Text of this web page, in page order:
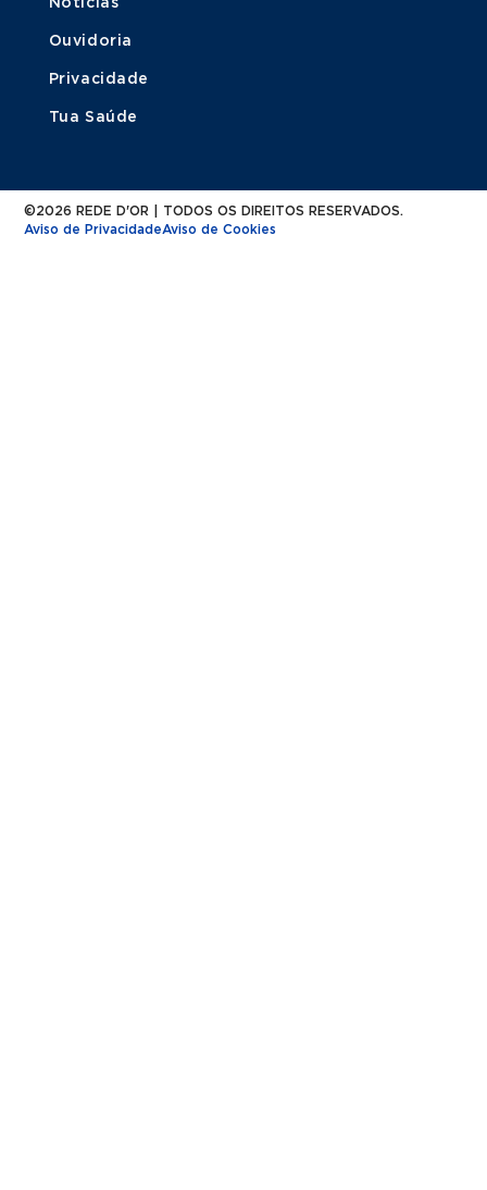
Notícias
Ouvidoria
Privacidade
Tua Saúde
©2026 REDE D'OR | TODOS OS DIREITOS RESERVADOS.
Aviso de PrivacidadeAviso de Cookies